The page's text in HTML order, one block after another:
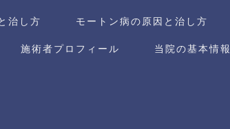
治し方 モートン病の原因と治し方
施術者プロフィール 当院の基本情報